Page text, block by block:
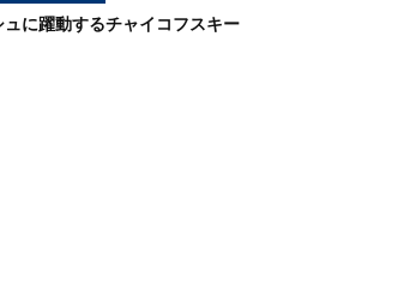
に躍動するチャイコフスキー